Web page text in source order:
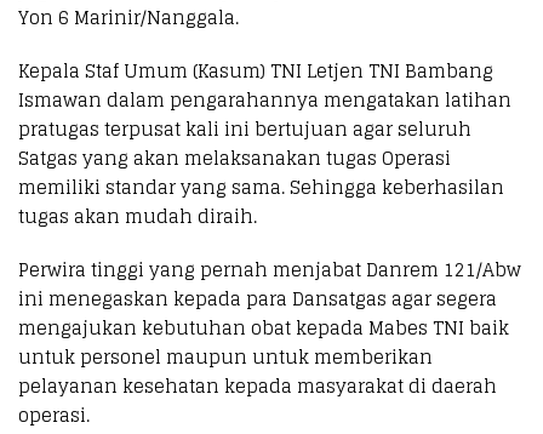
Yon 6 Marinir/Nanggala.
Kepala Staf Umum (Kasum) TNI Letjen TNI Bambang
Ismawan dalam pengarahannya mengatakan latihan
pratugas terpusat kali ini bertujuan agar seluruh
Satgas yang akan melaksanakan tugas Operasi
memiliki standar yang sama. Sehingga keberhasilan
tugas akan mudah diraih.
Perwira tinggi yang pernah menjabat Danrem 121/Abw
ini menegaskan kepada para Dansatgas agar segera
mengajukan kebutuhan obat kepada Mabes TNI baik
untuk personel maupun untuk memberikan
pelayanan kesehatan kepada masyarakat di daerah
operasi.